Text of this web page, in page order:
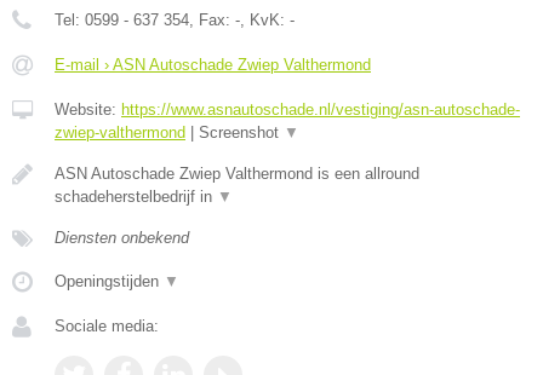
Tel: 0599 - 637 354, Fax: -, KvK: -
E-mail › ASN Autoschade Zwiep Valthermond
Website: https://www.asnautoschade.nl/vestiging/asn-autoschade-
zwiep-valthermond
Screenshot ▼
ASN Autoschade Zwiep Valthermond is een allround
schadeherstelbedrijf in ▼
Diensten onbekend
Openingstijden ▼
Sociale media: